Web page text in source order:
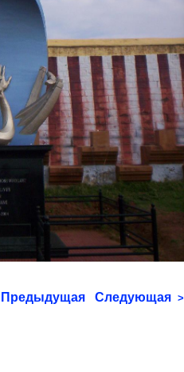
Предыдущая Следующая >